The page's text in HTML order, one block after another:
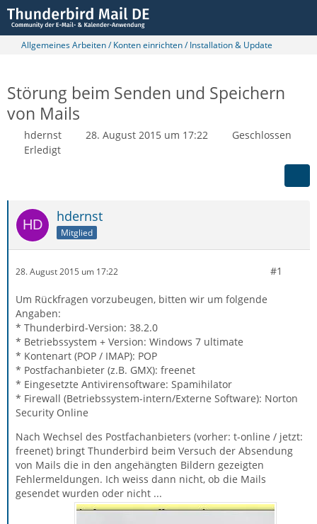
Allgemeines Arbeiten / Konten einrichten / Installation & Update
Störung beim Senden und Speichern
von Mails
hdernst 28. August 2015 um 17:22
Geschlossen
Erledigt
hdernst
Mitglied
28. August 2015 um 17:22 #1
Um Rückfragen vorzubeugen, bitten wir um folgende
Angaben:
* Thunderbird-Version: 38.2.0
* Betriebssystem + Version: Windows 7 ultimate
* Kontenart (POP / IMAP): POP
* Postfachanbieter (z.B. GMX): freenet
* Eingesetzte Antivirensoftware: Spamihilator
* Firewall (Betriebssystem-intern/Externe Software): Norton
Security Online
Nach Wechsel des Postfachanbieters (vorher: t-online / jetzt:
freenet) bringt Thunderbird beim Versuch der Absendung
von Mails die in den angehängten Bildern gezeigten
Fehlermeldungen. Ich weiss dann nicht, ob die Mails
gesendet wurden oder nicht ...